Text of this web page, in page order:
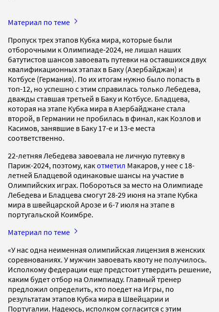
Материал по теме
Пропуск трех этапов Кубка мира, которые были
отборочными к Олимпиаде-2024, не лишал наших
батутистов шансов завоевать путевки на оставшихся двух
квалификационных этапах в Баку (Азербайджан) и
Котбусе (Германия). По их итогам нужно было попасть в
топ-12, но успешно с этим справилась только Лебедева,
дважды ставшая третьей в Баку и Котбусе. Бладцева,
которая на этапе Кубка мира в Азербайджане стала
второй, в Германии не пробилась в финал, как Козлов и
Касимов, занявшие в Баку 17-е и 13-е места
соответственно.
22-летняя Лебедева завоевала не личную путевку в
Париж-2024, поэтому, какотметил Макаров, у нее с 18-
летней Бладцевой одинаковые шансы на участие в
Олимпийских играх. Побороться за место на Олимпиаде
Лебедева и Бладцева смогут 28-29 июня на этапе Кубка
мира в швейцарской Арозе и 6-7 июля на этапе в
португальской Коимбре.
Материал по теме
«У нас одна неименная олимпийская лицензия в женских
соревнованиях. У мужчин завоевать квоту не получилось.
Исполкому федерации еще предстоит утвердить решение,
каким будет отбор на Олимпиаду. Главный тренер
предложил определить, кто поедет на Игры, по
результатам этапов Кубка мира в Швейцарии и
Португалии. Надеюсь, исполком согласится с этим